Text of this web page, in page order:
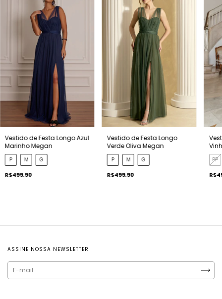
Vestido de Festa Longo Azul
Marinho Megan
P M G
R$499,90
Vestido de Festa Longo
Verde Oliva Megan
P M G
R$499,90
PP
ASSINE NOSSA NEWSLETTER